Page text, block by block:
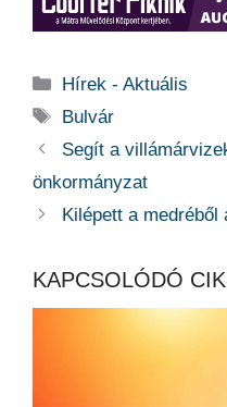
Kategória
Hírek - Aktuális
Címkék
Bulvár
Segít a
önkormányzat
Kilépett a medréből
KAPCSOLÓDÓ